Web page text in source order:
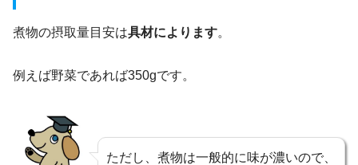
煮物の摂取量目安は具材によります。
例えば野菜であれば350gです。
ただし、煮物は一般的に味が濃いので、